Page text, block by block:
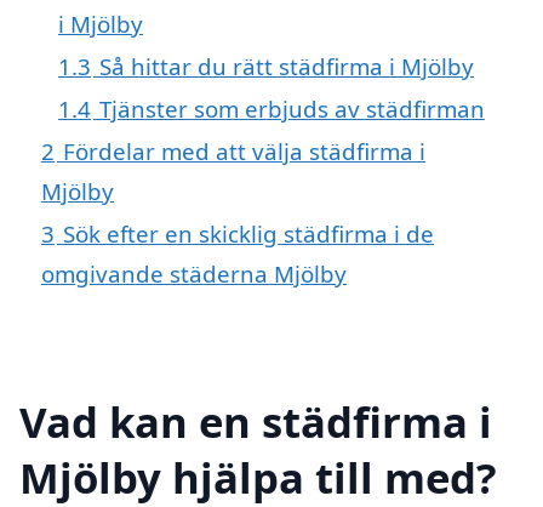
i Mjölby
1.3 Så hittar du rätt städfirma i Mjölby
1.4 Tjänster som erbjuds av städfirman
2 Fördelar med att välja städfirma i
Mjölby
3 Sök efter en skicklig städfirma i de
omgivande städerna Mjölby
Vad kan en städfirma i
Mjölby hjälpa till med?